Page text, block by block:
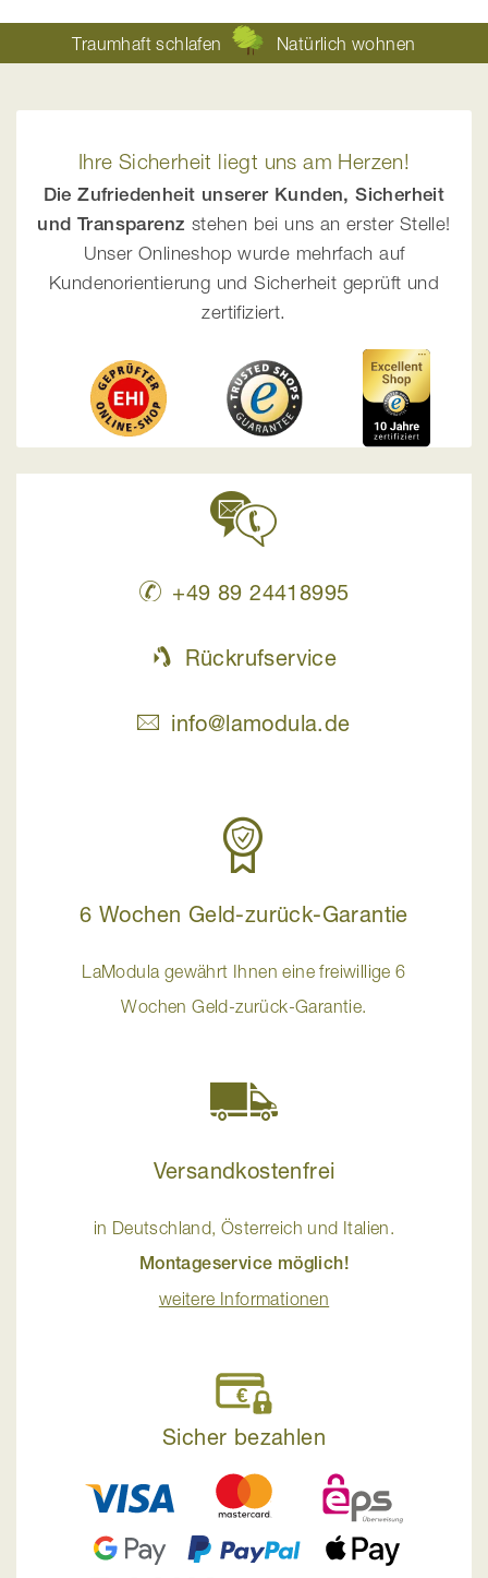
Traumhaft schlafen Natürlich wohnen
Ihre Sicherheit liegt uns am Herzen!
Die Zufriedenheit unserer Kunden, Sicherheit
und Transparenz stehen bei uns an erster Stelle!
Unser Onlineshop wurde mehrfach auf
Kundenorientierung und Sicherheit geprüft und
zertifiziert.
+49 89 24418995
Rückrufservice
info@lamodula.de
6 Wochen Geld-zurück-Garantie
LaModula gewährt Ihnen eine freiwillige 6
Wochen Geld-zurück-Garantie.
Versandkostenfrei
in Deutschland, Österreich und Italien.
Montageservice möglich!
weitere Informationen
Sicher bezahlen